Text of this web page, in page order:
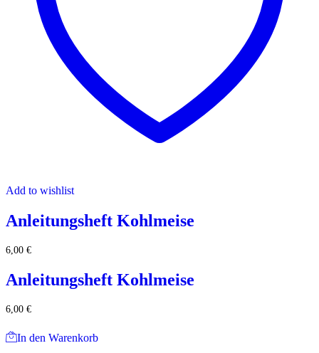
Add to wishlist
Anleitungsheft Kohlmeise
6,00 €
Anleitungsheft Kohlmeise
6,00 €
In den Warenkorb